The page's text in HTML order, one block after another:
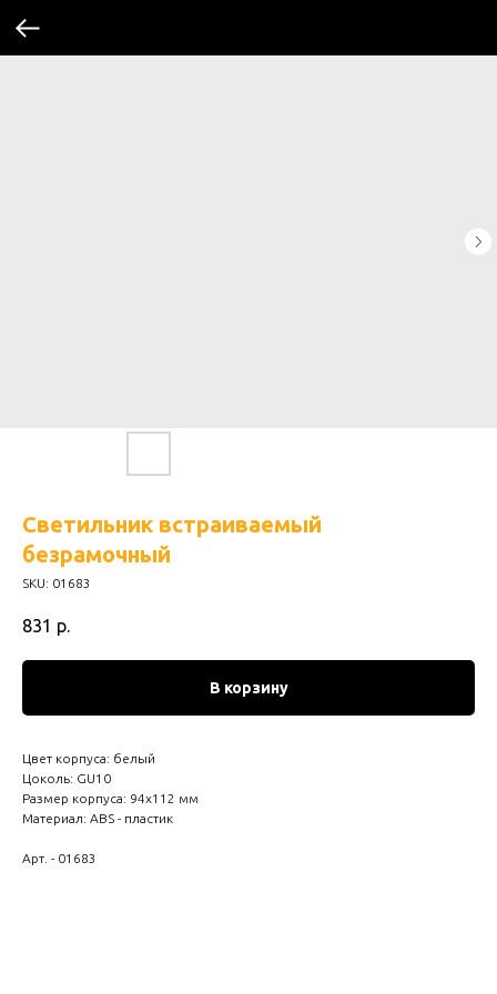
Светильник встраиваемый
безрамочный
SKU: 01683
831 р.
В корзину
Цвет корпуса: белый
Цоколь: GU10
Размер корпуса: 94х112 мм
Материал: ABS - пластик
Арт. - 01683